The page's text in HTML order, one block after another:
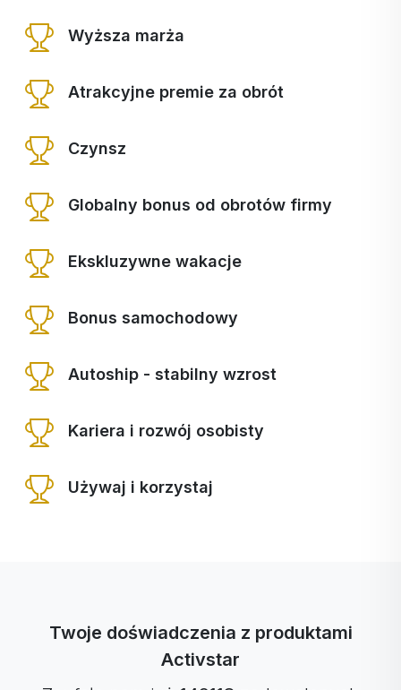
Wyższa marża
Atrakcyjne premie za obrót
Czynsz
Globalny bonus od obrotów firmy
Ekskluzywne wakacje
Bonus samochodowy
Autoship - stabilny wzrost
Kariera i rozwój osobisty
Używaj i korzystaj
Twoje doświadczenia z produktami
Activstar